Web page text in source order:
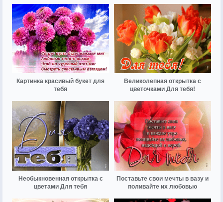
Картинка красивый букет для
тебя
Великолепная открытка с
цветочками Для тебя!
Необыкновенная открытка с
цветами Для тебя
Поставьте свои мечты в вазу и
поливайте их любовью